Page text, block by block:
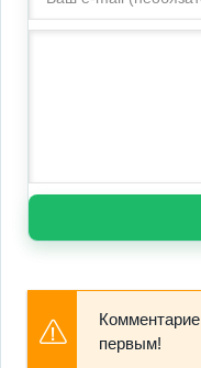
первым!